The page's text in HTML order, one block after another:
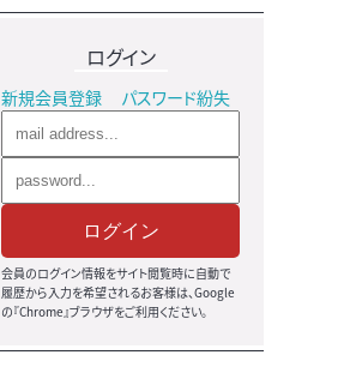
ログイン
新規会員登録 パスワード紛失
ログイン
会員のログイン情報をサイト閲覧時に自動で
履歴から入力を希望されるお客様は、Google
の『Chrome』ブラウザをご利用ください。